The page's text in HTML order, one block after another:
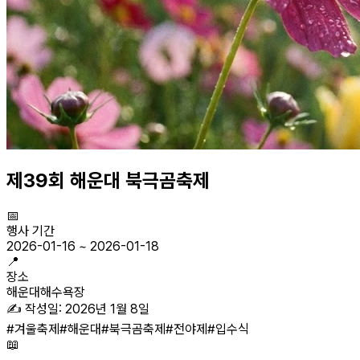
제39회 해운대 북극곰축제
📅
행사 기간
2026-01-16 ~ 2026-01-18
📍
장소
해운대해수욕장
✍️ 작성일: 2026년 1월 8일
#겨울축제#해운대#북극곰축제#전야제#입수식
📖